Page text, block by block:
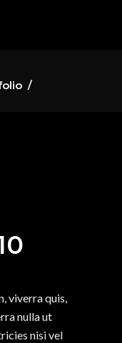
/
viverra quis,
nulla ut
nisi vel